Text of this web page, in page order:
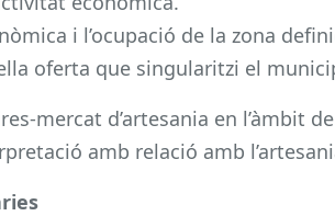
i l’ocupació de la zona
oferta que singularitzi el
mercat d’artesania en l’àmbit
amb relació amb